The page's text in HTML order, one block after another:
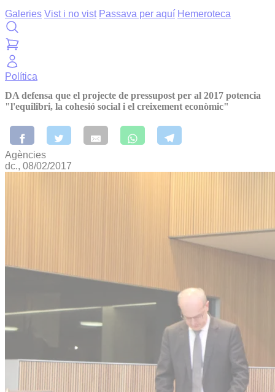
Galeries Vist i no vist Passava per aquí Hemeroteca
Política
DA defensa que el projecte de pressupost per al 2017 potencia
"l'equilibri, la cohesió social i el creixement econòmic"
Agències
dc., 08/02/2017